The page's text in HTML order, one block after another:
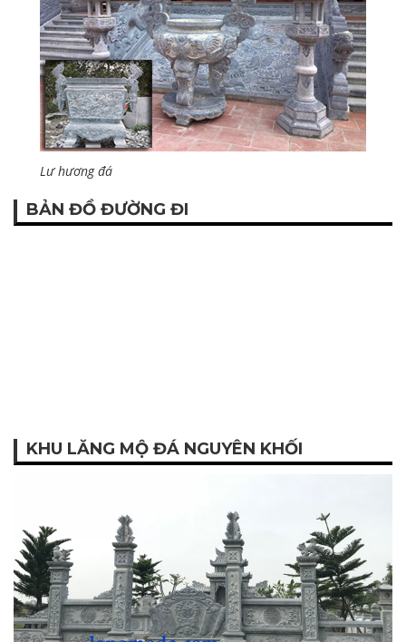
Lư hương đá
BẢN ĐỒ ĐƯỜNG ĐI
KHU LĂNG MỘ ĐÁ NGUYÊN KHỐI